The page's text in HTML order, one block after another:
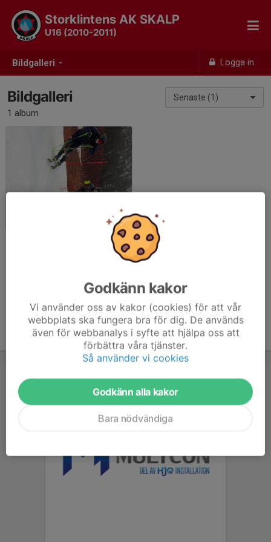
Bildgalleri Logga in
Storklintens AK SKALP
U16 (2010-2011)
Senaste (1)
Bildgalleri
1 album
Godkänn kakor
Vi använder oss av kakor (cookies) för att vår
webbplats ska fungera bra för dig. De används
även för webbanalys i syfte att hjälpa oss att
förbättra våra tjänster.
Så använder vi cookies
Godkänn alla kakor
Bara nödvändiga